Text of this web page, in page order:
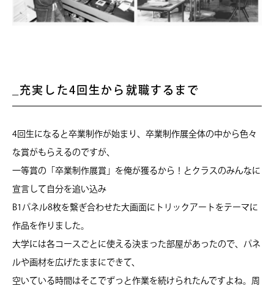
充実した4回生から就職するまで
4回生になると卒業制作が始まり、卒業制作展全体の中から色々
な賞がもらえるのですが、
一等賞の「卒業制作展賞」を俺が獲るから！とクラスのみんなに
宣言して自分を追い込み
B1パネル8枚を繋ぎ合わせた大画面にトリックアートをテーマに
作品を作りました。
大学には各コースごとに使える決まった部屋があったので、パネ
ルや画材を広げたままにできて、
空いている時間はそこでずっと作業を続けられたんですよね。周